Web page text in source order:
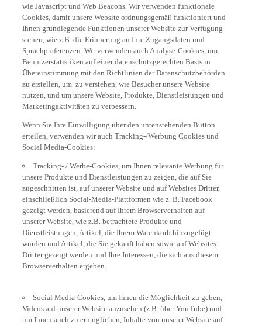
wie Javascript und Web Beacons. Wir verwenden funktionale
Cookies, damit unsere Website ordnungsgemäß funktioniert und
Ihnen grundlegende Funktionen unserer Website zur Verfügung
stehen, wie z.B. die Erinnerung an Ihre Zugangsdaten und
Sprachpräferenzen. Wir verwenden auch Analyse-Cookies, um
Benutzerstatistiken auf einer datenschutzgerechten Basis in
Übereinstimmung mit den Richtlinien der Datenschutzbehörden
zu erstellen, um zu verstehen, wie Besucher unsere Website
nutzen, und um unsere Website, Produkte, Dienstleistungen und
Marketingaktivitäten zu verbessern.
Wenn Sie Ihre Einwilligung über den untenstehenden Button
erteilen, verwenden wir auch Tracking-/Werbung Cookies und
Social Media-Cookies:
Tracking- / Werbe-Cookies, um Ihnen relevante Werbung für
unsere Produkte und Dienstleistungen zu zeigen, die auf Sie
zugeschnitten ist, auf unserer Website und auf Websites Dritter,
einschließlich Social-Media-Plattformen wie z. B. Facebook
gezeigt werden, basierend auf Ihrem Browserverhalten auf
unserer Website, wie z.B. betrachtete Produkte und
Dienstleistungen, Artikel, die Ihrem Warenkorb hinzugefügt
wurden und Artikel, die Sie gekauft haben sowie auf Websites
Dritter gezeigt werden und Ihre Interessen, die sich aus diesem
Browserverhalten ergeben.
Social Media-Cookies, um Ihnen die Möglichkeit zu geben,
Videos auf unserer Website anzusehen (z.B. über YouTube) und
um Ihnen auch zu ermöglichen, Inhalte von unserer Website auf